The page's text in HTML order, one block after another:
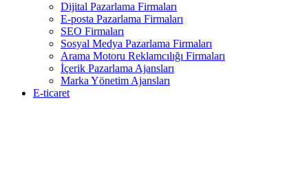
Dijital Pazarlama Firmaları
E-posta Pazarlama Firmaları
SEO Firmaları
Sosyal Medya Pazarlama Firmaları
Arama Motoru Reklamcılığı Firmaları
İçerik Pazarlama Ajansları
Marka Yönetim Ajansları
E-ticaret